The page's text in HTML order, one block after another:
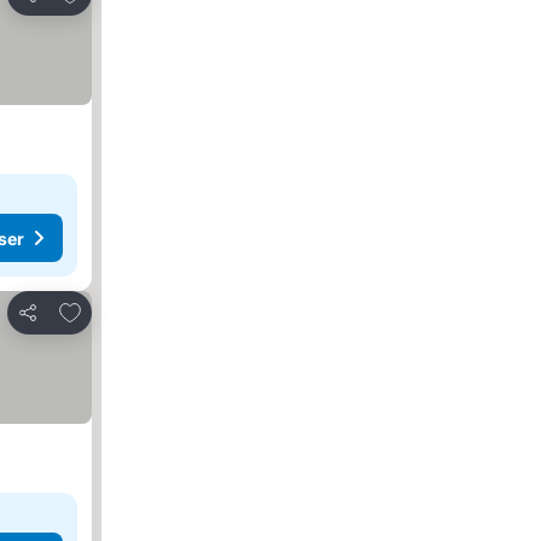
Dela
Dela
Lägg till i Mina Favoriter